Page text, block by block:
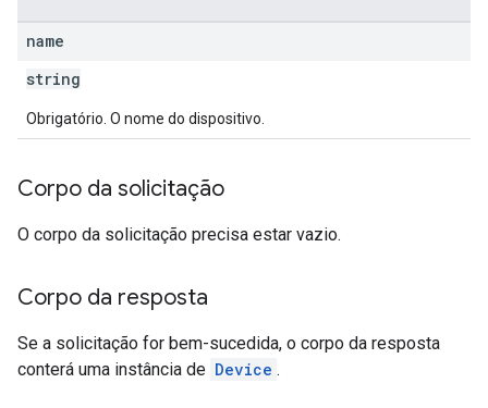
name
string
Obrigatório. O nome do dispositivo.
Corpo da solicitação
O corpo da solicitação precisa estar vazio.
Corpo da resposta
Se a solicitação for bem-sucedida, o corpo da resposta
conterá uma instância de Device .